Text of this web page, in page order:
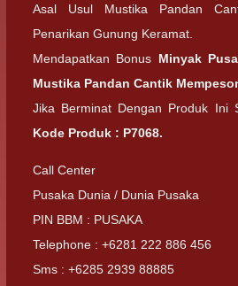
Asal Usul Mustika Pandan
Penarikan Gunung Keramat.
Mendapatkan Bonus Minyak
Mustika Pandan Cantik
Jika Berminat Dengan Produk Ini
Kode Produk : P7068.
Call Center
Pusaka Dunia / Dunia Pusaka
PIN BBM : PUSAKA
Telephone : +6281 222 886 456
Sms : +6285 2939 88885